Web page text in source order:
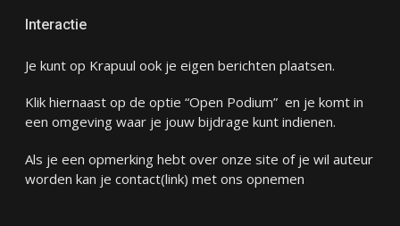
Interactie
Je kunt op Krapuul ook je eigen berichten plaatsen.
Klik hiernaast op de optie “Open Podium” en je komt in
een omgeving waar je jouw bijdrage kunt indienen.
Als je een opmerking hebt over onze site of je wil auteur
worden kan je contact(link) met ons opnemen